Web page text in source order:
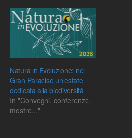
Natura in Evoluzione: nel
Gran Paradiso un’estate
dedicata alla biodiversità
In "Convegni, conferenze,
mostre..."